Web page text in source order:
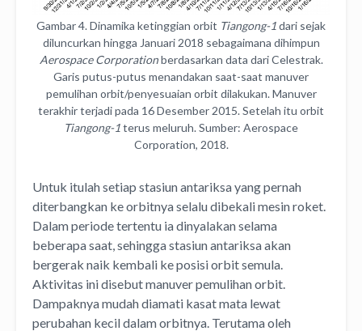
Gambar 4. Dinamika ketinggian orbit Tiangong-1dari sejak
diluncurkan hingga Januari 2018 sebagaimana dihimpun
Aerospace Corporationberdasarkan data dari Celestrak.
Garis putus-putus menandakan saat-saat manuver
pemulihan orbit/penyesuaian orbit dilakukan. Manuver
terakhir terjadi pada 16 Desember 2015. Setelah itu orbit
Tiangong-1terus meluruh. Sumber: Aerospace
Corporation, 2018.
Untuk itulah setiap stasiun antariksa yang pernah
diterbangkan ke orbitnya selalu dibekali mesin roket.
Dalam periode tertentu ia dinyalakan selama
beberapa saat, sehingga stasiun antariksa akan
bergerak naik kembali ke posisi orbit semula.
Aktivitas ini disebut manuver pemulihan orbit.
Dampaknya mudah diamati kasat mata lewat
perubahan kecil dalam orbitnya. Terutama oleh